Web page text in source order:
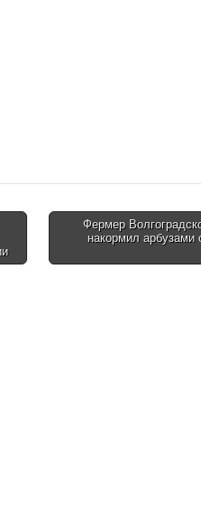
Фермер
накормил арбузами